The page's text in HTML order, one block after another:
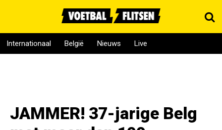
Internationaal België Nieuws Live
JAMMER! 37-jarige Belg